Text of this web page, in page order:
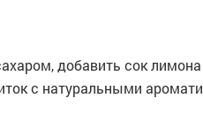
добавить сок
с натуральными